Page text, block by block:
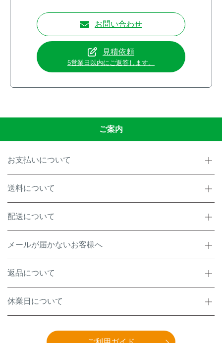
お問い合わせ
見積依頼
5営業日以内にご返答します。
ご案内
お支払いについて
送料について
配送について
メールが届かないお客様へ
返品について
休業日について